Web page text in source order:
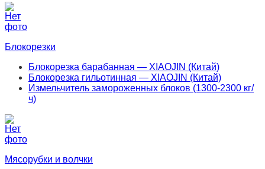
Блокорезки
Блокорезка барабанная — XIAOJIN (Китай)
Блокорезка гильотинная — XIAOJIN (Китай)
Измельчитель замороженных блоков (1300-2300 кг/
ч)
Мясорубки и волчки